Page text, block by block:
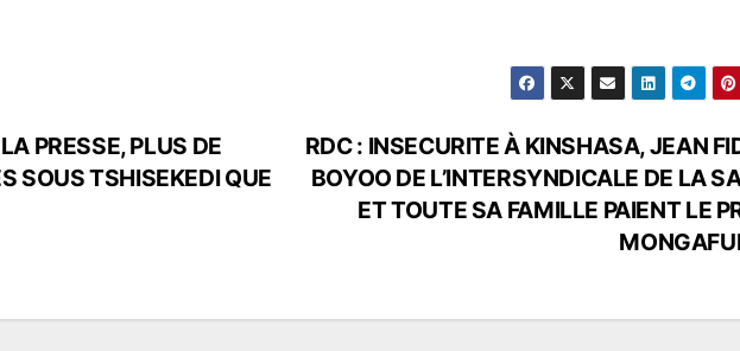
RDC : INSECURITE À KINSHASA, JEAN
BOYOO DE L’INTERSYNDICALE DE LA
ET TOUTE SA FAMILLE PAIENT LE
PRESSE, PLUS DE
SOUS TSHISEKEDI QUE